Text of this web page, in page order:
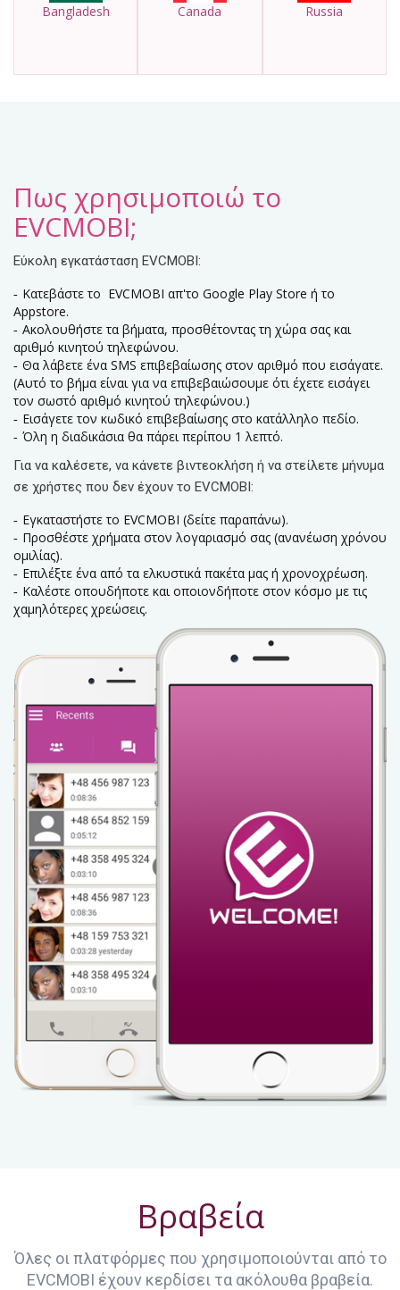
Bangladesh Canada Russia
Πως χρησιμοποιώ το
EVCMOBI;
Εύκολη εγκατάσταση EVCMOBI:
Κατεβάστε το EVCMOBI απ'το Google Play Store ή το
Appstore.
Ακολουθήστε τα βήματα, προσθέτοντας τη χώρα σας και
αριθμό κινητού τηλεφώνου.
Θα λάβετε ένα SMS επιβεβαίωσης στον αριθμό που εισάγατε.
(Αυτό το βήμα είναι για να επιβεβαιώσουμε ότι έχετε εισάγει
τον σωστό αριθμό κινητού τηλεφώνου.)
Εισάγετε τον κωδικό επιβεβαίωσης στο κατάλληλο πεδίο.
Όλη η διαδικάσια θα πάρει περίπου 1 λεπτό.
Για να καλέσετε, να κάνετε βιντεοκλήση ή να στείλετε μήνυμα
σε χρήστες που δεν έχουν το EVCMOBI:
Εγκαταστήστε το EVCMOBI (δείτε παραπάνω).
Προσθέστε χρήματα στον λογαριασμό σας (ανανέωση χρόνου
ομιλίας).
Επιλέξτε ένα από τα ελκυστικά πακέτα μας ή χρονοχρέωση.
Καλέστε οπουδήποτε και οποιονδήποτε στον κόσμο με τις
χαμηλότερες χρεώσεις.
Βραβεία
Όλες οι πλατφόρμες που χρησιμοποιούνται από το
EVCMOBI έχουν κερδίσει τα ακόλουθα βραβεία.